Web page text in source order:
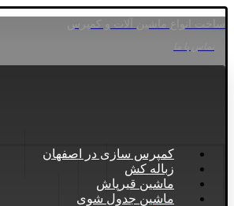
ساخت انواع ماشین آلات و کمپرس
کمپرس سازی در اصفهان
زباله کش
ماشین قیرپاش
ماشین جدول شوی